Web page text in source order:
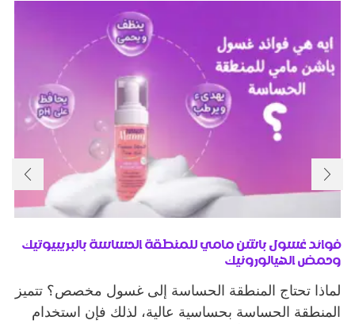
فوائد غسول باشن مامي للمنطقة الحساسة بالبريبيوتيك
وحمض الهيالورونيك
لماذا تحتاج المنطقة الحساسة إلى غسول مخصص؟ تتميز
المنطقة الحساسة بحساسية عالية، لذلك فإن استخدام